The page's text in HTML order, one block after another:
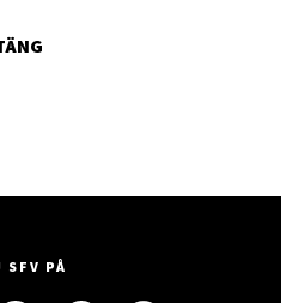
SFV PÅ